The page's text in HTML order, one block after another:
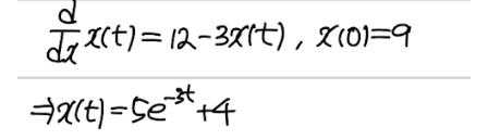
있다. 블록대각(블록정방행렬이고, 대각블록 이외는 모두 0) 대각블록의 성질
대각성분에 같은 수가 나열 하나 오른쪽 위는 1이 비스듬히 늘어섬 위와 같은 것
을 요르단 셀이라고 한다. 여기서는 크기 5, 2, 1, 3 짜리 요르단 셀이 늘어서 있
다. 행렬 A를 변환하여 만들 수 있는 요르단 표준형은 한 가지이다. 4.7.3. 요르
단 표준형의 성질 폭주 판정과 관련이 있다. 고윳값, 고유벡터의 모양이 보인다.